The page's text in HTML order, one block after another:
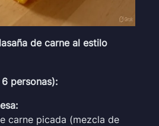
de carne al estilo
personas):
carne picada (mezcla de